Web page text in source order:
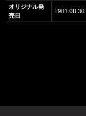
オリジナル発
売日
1981.08.30